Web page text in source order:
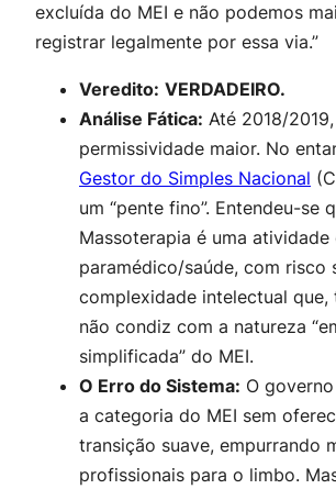
excluída do MEI e não podemos
registrar legalmente por essa via.”
Veredito: VERDADEIRO.
Análise Fática: Até 2018/
permissividade maior. No
Gestor do Simples Nacional
um “pente fino”. Entendeu-se
Massoterapia é uma atividade
paramédico/saúde, com risco
complexidade intelectual que,
não condiz com a natureza
simplificada” do MEI.
O Erro do Sistema: O
a categoria do MEI sem
transição suave, empurrando
profissionais para o limbo.